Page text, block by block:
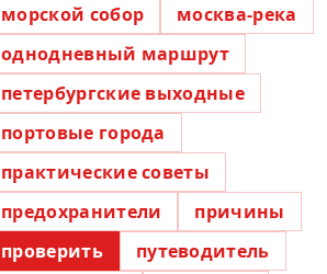
морской собор
москва-река
однодневный маршрут
петербургские выходные
портовые города
практические советы
предохранители
причины
проверить
путеводитель